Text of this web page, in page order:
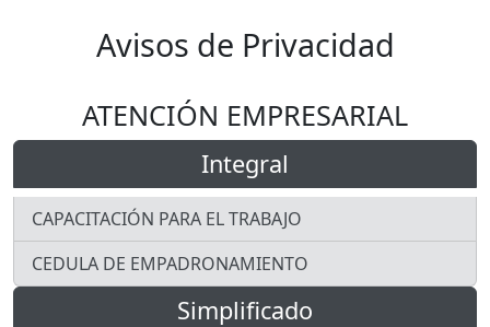
Avisos de Privacidad
ATENCIÓN EMPRESARIAL
Integral
CAPACITACIÓN PARA EL TRABAJO
CEDULA DE EMPADRONAMIENTO
Simplificado